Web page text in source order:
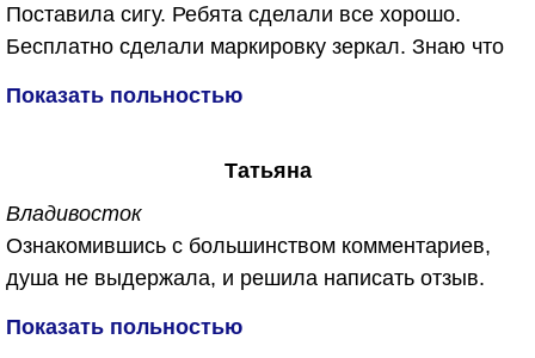
Поставила сигу. Ребята сделали все хорошо.
Бесплатно сделали маркировку зеркал. Знаю что
еще и обработали машину от запахов бесплатно.
Показать польностью
Татьяна
Владивосток
Ознакомившись с большинством комментариев,
душа не выдержала, и решила написать отзыв.
люди. Первый раз обратилась в данную компанию
Показать польностью